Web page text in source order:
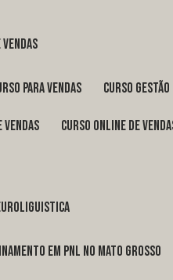
vendas
para vendas curso
vendas curso online de
em pnl no Mato Grosso